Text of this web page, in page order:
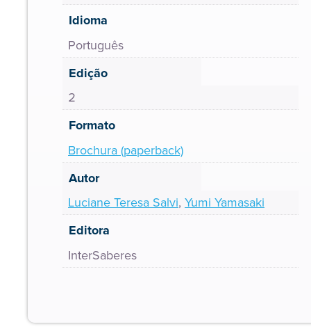
Idioma
Português
Edição
2
Formato
Brochura (paperback)
Autor
Luciane Teresa Salvi, Yumi Yamasaki
Editora
InterSaberes